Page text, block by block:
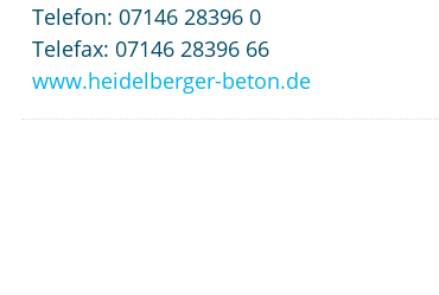
Telefon: 07146 28396 0
Telefax: 07146 28396 66
www.heidelberger-beton.de